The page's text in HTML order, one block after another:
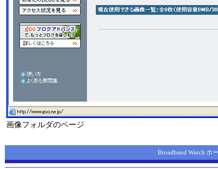
画像フォルダのページ
Broadband Watch ホ